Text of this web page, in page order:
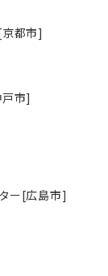
京都市]
戸市]
ー[広島市]